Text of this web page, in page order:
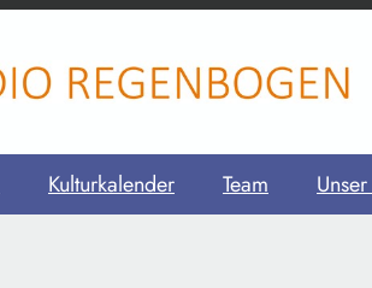
Kulturkalender Team